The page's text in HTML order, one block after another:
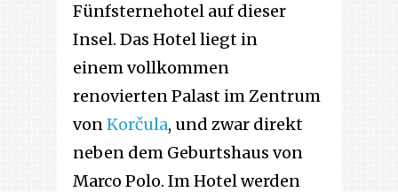
Fünfsternehotel auf dieser
Insel. Das Hotel liegt in
einem vollkommen
renovierten Palast im Zentrum
vonKorčula, und zwar direkt
neben dem Geburtshaus von
Marco Polo. Im Hotel werden